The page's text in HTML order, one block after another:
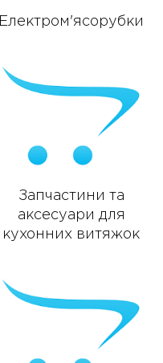
Електром'ясорубки
Запчастини та
аксесуари для
кухонних витяжок